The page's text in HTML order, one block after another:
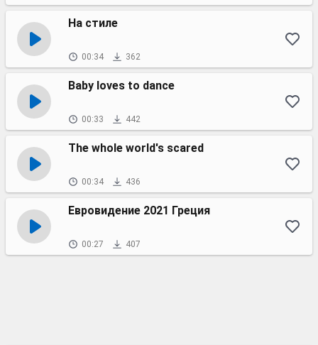
На стиле
00:34 362
Baby loves to dance
00:33 442
The whole world's scared
00:34 436
Евровидение 2021 Греция
00:27 407